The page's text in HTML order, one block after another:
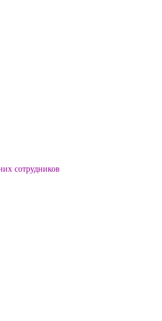
сотрудников